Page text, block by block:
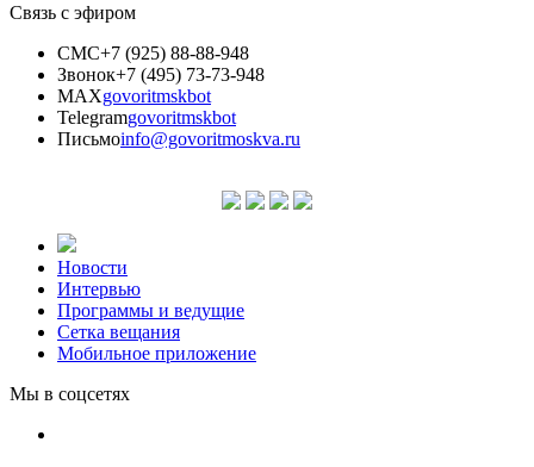
Связь с эфиром
СМС+7 (925) 88-88-948
Звонок+7 (495) 73-73-948
MAXgovoritmskbot
Telegramgovoritmskbot
Письмоinfo@govoritmoskva.ru
Новости
Интервью
Программы и ведущие
Сетка вещания
Мобильное приложение
Мы в соцсетях